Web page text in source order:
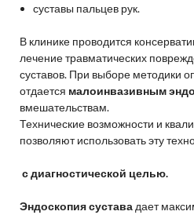
суставы пальцев рук.
В клинике проводится
лечение травматических
суставов. При выборе методики
отдается малоинвазивным
вмешательствам.
Технические возможности и
позволяют использовать эту
с диагностической целью.
Эндоскопия суставадает